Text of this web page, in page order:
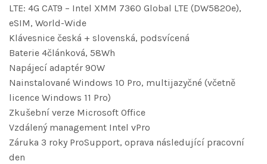
LTE: 4G CAT9 – Intel XMM 7360 Global LTE (DW5820e),
eSIM, World-Wide
Klávesnice česká + slovenská, podsvícená
Baterie 4článková, 58Wh
Napájecí adaptér 90W
Nainstalované Windows 10 Pro, multijazyčné (včetně
licence Windows 11 Pro)
Zkušební verze Microsoft Office
Vzdálený management Intel vPro
Záruka 3 roky ProSupport, oprava následující pracovní
den